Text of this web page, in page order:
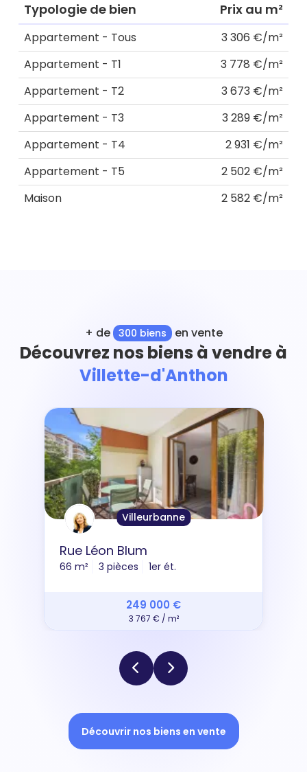
Typologie de bien Prix au m²
Appartement - Tous
3 306 €/m²
Appartement - T1
3 778 €/m²
Appartement - T2
3 673 €/m²
Appartement - T3
3 289 €/m²
Appartement - T4
2 931 €/m²
Appartement - T5
2 502 €/m²
Maison
2 582 €/m²
+ de 300 biens en vente
Découvrez nos biens à vendre à
Villette-d'Anthon
Villeurbanne
Rue Léon Blum
66 m² 3 pièces 1er ét.
249 000 €
3 767 € / m²
Découvrir nos biens en vente